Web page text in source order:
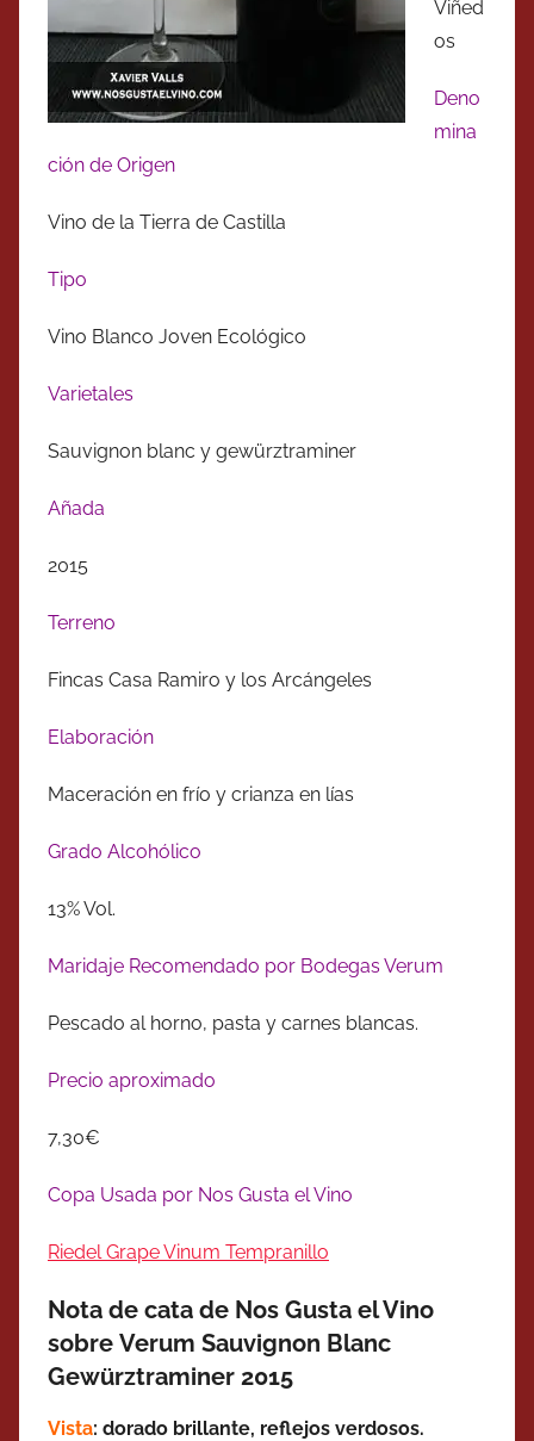
Viñed
os
Deno
mina
ción de Origen
Vino de la Tierra de Castilla
Tipo
Vino Blanco Joven Ecológico
Varietales
Sauvignon blanc y gewürztraminer
Añada
2015
Terreno
Fincas Casa Ramiro y los Arcángeles
Elaboración
Maceración en frío y crianza en lías
Grado Alcohólico
13% Vol.
Maridaje Recomendado por Bodegas Verum
Pescado al horno, pasta y carnes blancas.
Precio aproximado
7,30€
Copa Usada por Nos Gusta el Vino
Riedel Grape Vinum Tempranillo
Nota de cata de Nos Gusta el Vino
sobre Verum Sauvignon Blanc
Gewürztraminer 2015
Vista: dorado brillante, reflejos verdosos.